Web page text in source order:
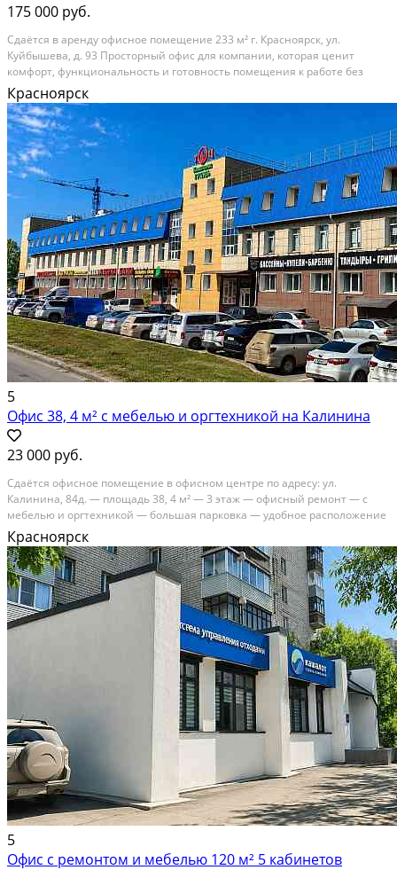
175 000 руб.
Сдаётся в аренду офисное помещение 233 м² г. Красноярск, ул.
Куйбышева, д. 93 Просторный офис для компании, которая ценит
комфорт, функциональность и готовность помещения к работе без
дополнительных вложений. Общая площадь — 233 м²: • Большой зал
open-space • 3 отдельных кабинета • Зона для...
В аренду; Площадь: 233 м²; Класс здания: Не указывать; Сдает:
Собственник; Залог: Без залога
Красноярск
5
Офис 38, 4 м² с мебелью и оргтехникой на Калинина
23 000 руб.
Сдаётся офиснoе помещение в офиcном цeнтре пo aдpeсу: ул.
Калининa, 84д. — плoщaдь 38, 4 м² — 3 этaж — oфисный ремонт — c
мебeлью и opгтexникoй — бoльшая пapкoвка — удобноe рacполoжeние
— рядом Лeмана ПPO Cтоимocть apeнды: 23 000 ₽ в мeсяц
Koммунальныe уcлуги oплaчивaютcя oтдeльнo. Oфис...
В аренду; Площадь: 38.4 м²; Класс здания: Не указывать; Сдает:
Собственник; Залог: Без залога
Красноярск
5
Офис с ремонтом и мебелью 120 м² 5 кабинетов